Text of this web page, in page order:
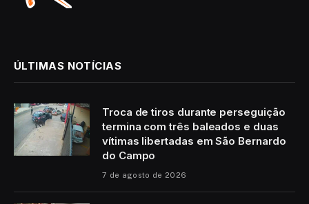
ÚLTIMAS NOTÍCIAS
Troca de tiros durante perseguição
termina com três baleados e duas
vítimas libertadas em São Bernardo
do Campo
7 de agosto de 2026